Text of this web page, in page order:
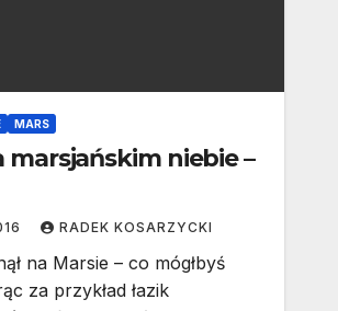
MARS
marsjańskim niebie –
RADEK KOSARZYCKI
na Marsie – co mógłbyś
za przykład łazik